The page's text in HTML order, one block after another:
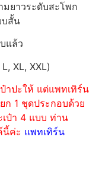
ยาวระดับสะโพก
บสั้น
แล้ว
XL, XXL)
าปะให้ แต่แพทเทิร์น
ก 1 ชุดประกอบด้วย
เป๋า 4 แบบ ท่าน
นี้ค่ะ แพทเทิร์น